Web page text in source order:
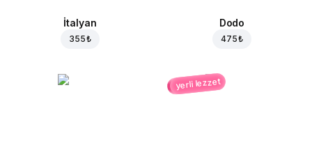
İtalyan
355 ₺
Dodo
475 ₺
yerli lezzet